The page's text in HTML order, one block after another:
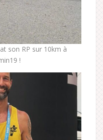
son RP sur 10km à
!